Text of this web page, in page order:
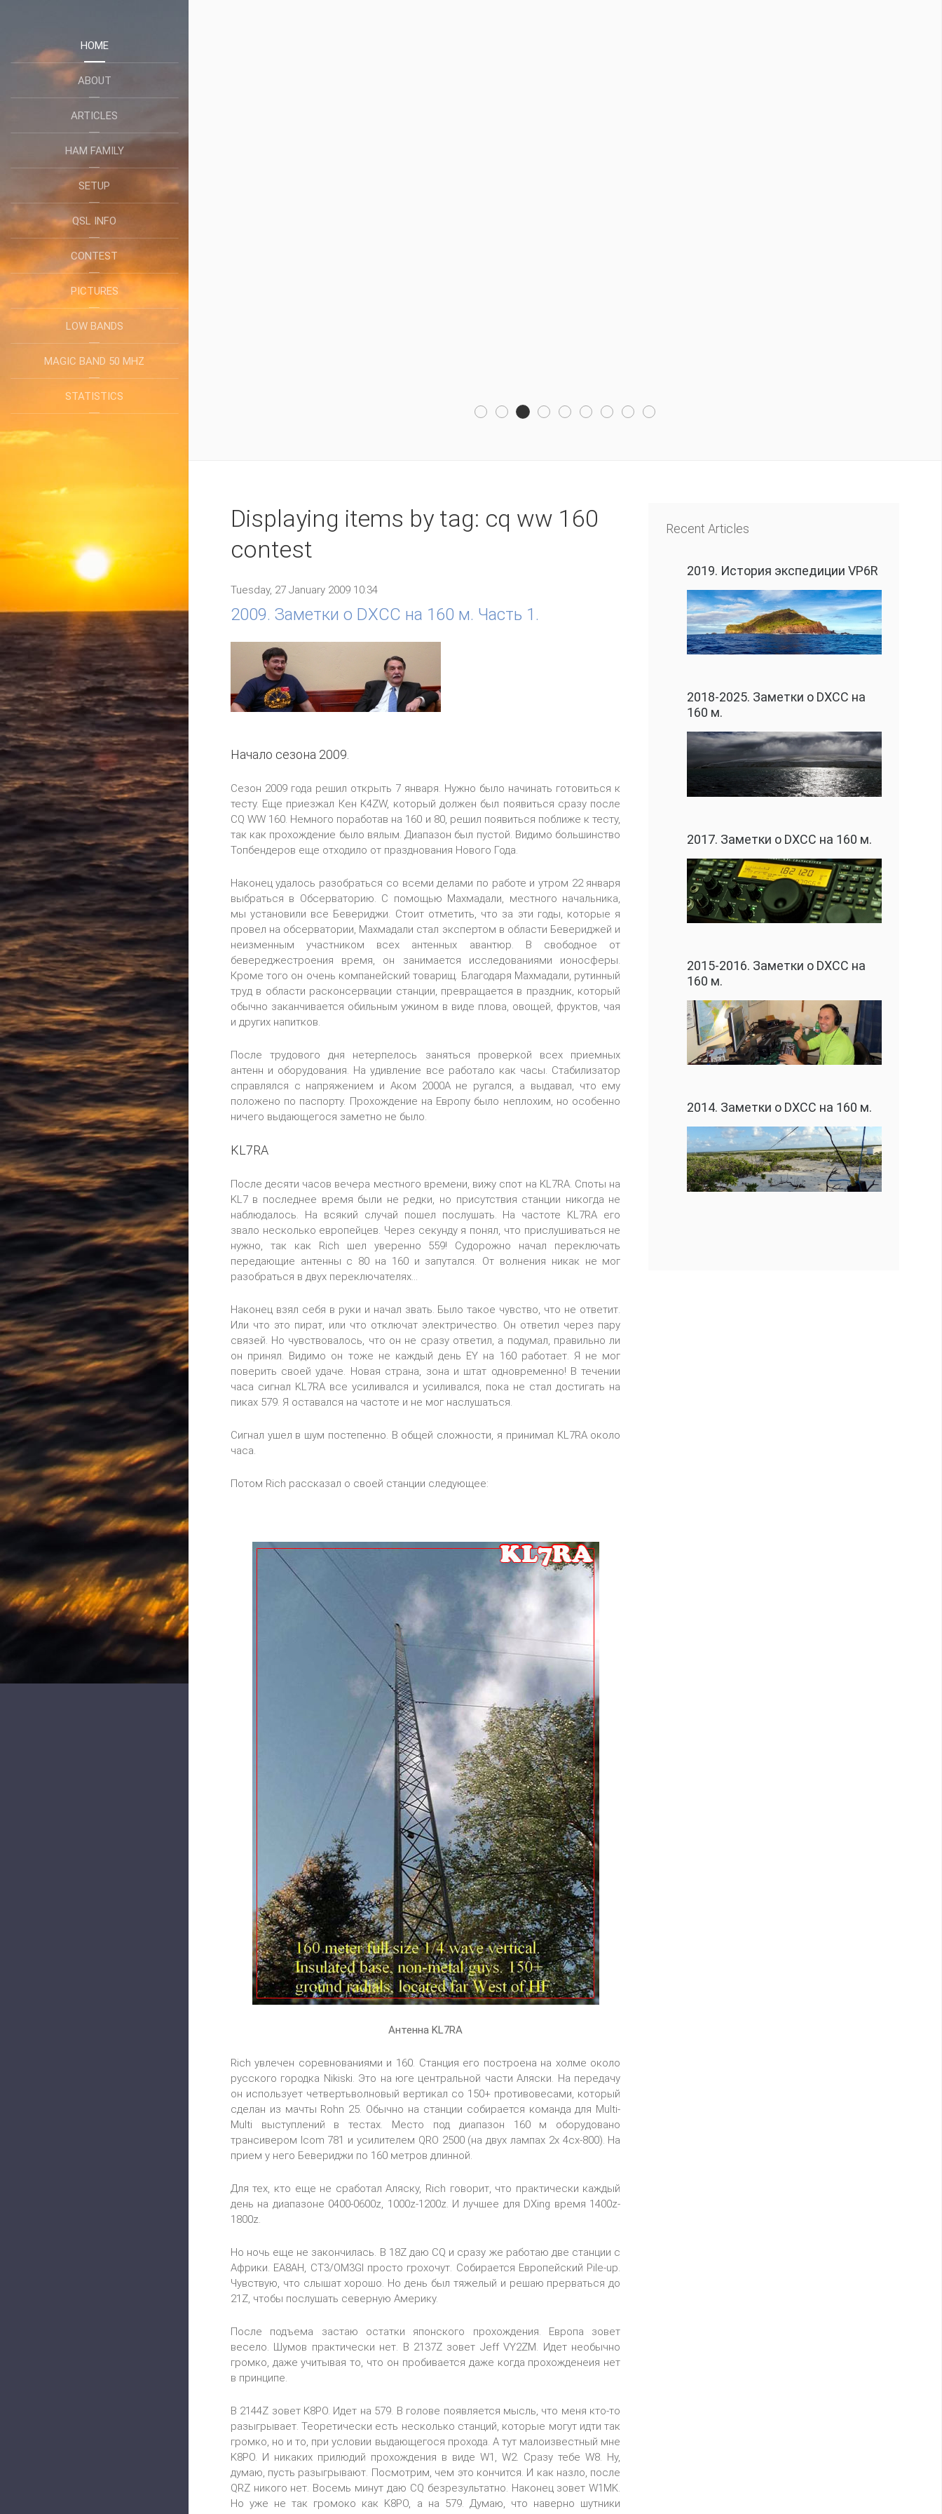
HOME
ABOUT
ARTICLES
HAM FAMILY
SETUP
QSL INFO
CONTEST
PICTURES
LOW BANDS
MAGIC BAND 50 MHZ
STATISTICS
Displaying items by tag: cq ww 160
contest
Tuesday, 27 January 2009 10:34
2009. Заметки о DXCC на 160 м. Часть 1.
Начало сезона 2009.
Сезон 2009 года решил открыть 7 января. Нужно было начинать готовиться к
тесту. Еще приезжал Кен K4ZW, который должен был появиться сразу после
CQ WW 160. Немного поработав на 160 и 80, решил появиться поближе к тесту,
так как прохождение было вялым. Диапазон был пустой. Видимо большинство
Топбендеров еще отходило от празднования Нового Года.
Наконец удалось разобраться со всеми делами по работе и утром 22 января
выбраться в Обсерваторию. С помощью Махмадали, местного начальника,
мы установили все Бевериджи. Стоит отметить, что за эти годы, которые я
провел на обсерватории, Махмадали стал экспертом в области Бевериджей и
неизменным участником всех антенных авантюр. В свободное от
бевереджестроения время, он занимается исследованиями ионосферы.
Кроме того он очень компанейский товарищ. Благодаря Махмадали, рутинный
труд в области расконсервации станции, превращается в праздник, который
обычно заканчивается обильным ужином в виде плова, овощей, фруктов, чая
и других напитков.
После трудового дня нетерпелось заняться проверкой всех приемных
антенн и оборудования. На удивление все работало как часы. Стабилизатор
справлялся с напряжением и Аком 2000А не ругался, а выдавал, что ему
положено по паспорту. Прохождение на Европу было неплохим, но особенно
ничего выдающегося заметно не было.
KL7RA
После десяти часов вечера местного времени, вижу спот на KL7RA. Споты на
KL7 в последнее время были не редки, но присутствия станции никогда не
наблюдалось. На всякий случай пошел послушать. На частоте KL7RA его
звало несколько европейцев. Через секунду я понял, что прислушиваться не
нужно, так как Rich шел уверенно 559! Судорожно начал переключать
передающие антенны с 80 на 160 и запутался. От волнения никак не мог
разобраться в двух переключателях...
Наконец взял себя в руки и начал звать. Было такое чувство, что не ответит.
Или что это пират, или что отключат электричество. Он ответил через пару
связей. Но чувствовалось, что он не сразу ответил, а подумал, правильно ли
он принял. Видимо он тоже не каждый день EY на 160 работает. Я не мог
поверить своей удаче. Новая страна, зона и штат одновременно! В течении
часа сигнал KL7RA все усиливался и усиливался, пока не стал достигать на
пиках 579. Я оставался на частоте и не мог наслушаться.
Сигнал ушел в шум постепенно. В общей сложности, я принимал KL7RA около
часа.
Потом Rich рассказал о своей станции следующее:
Антенна KL7RA
Rich увлечен соревнованиями и 160. Станция его построена на холме около
русского городка Nikiski. Это на юге центральной части Аляски. На передачу
он использует четвертьволновый вертикал со 150+ противовесами, который
сделан из мачты Rohn 25. Обычно на станции собирается команда для Multi-
Multi выступлений в тестах. Место под диапазон 160 м оборудовано
трансивером Icom 781 и усилителем QRO 2500 (на двух лампах 2x 4cx-800). На
прием у него Бевериджи по 160 метров длинной.
Для тех, кто еще не сработал Аляску, Rich говорит, что практически каждый
день на диапазоне 0400-0600z, 1000z-1200z. И лучшее для DXing время 1400z-
1800z.
Но ночь еще не закончилась. В 18Z даю CQ и сразу же работаю две станции с
Африки. EA8AH, CT3/OM3GI просто грохочут. Собирается Европейский Pile-up.
Чувствую, что слышат хорошо. Но день был тяжелый и решаю прерваться до
21Z, чтобы послушать северную Америку.
После подъема застаю остатки японского прохождения. Европа зовет
весело. Шумов практически нет. В 2137Z зовет Jeff VY2ZM. Идет необычно
громко, даже учитывая то, что он пробивается даже когда прохожденеия нет
в принципе.
В 2144Z зовет K8PO. Идет на 579. В голове появляется мысль, что меня кто-то
разыгрывает. Теоретически есть несколько станций, которые могут идти так
громко, но и то, при условии выдающегося прохода. А тут малоизвестный мне
K8PO. И никаких прилюдий прохождения в виде W1, W2. Сразу тебе W8. Ну,
думаю, пусть разыгрывают. Посмотрим, чем это кончится. И как назло, после
QRZ никого нет. Восемь минут даю CQ безрезультатно. Наконец зовет W1MK.
Но уже не так громоко как K8PO, а на 579. Думаю, что наверно шутники
Recent Articles
2019. История экспедиции VP6R
2018-2025. Заметки о DXCC на
160 м.
2017. Заметки о DXCC на 160 м.
2015-2016. Заметки о DXCC на
160 м.
2014. Заметки о DXCC на 160 м.